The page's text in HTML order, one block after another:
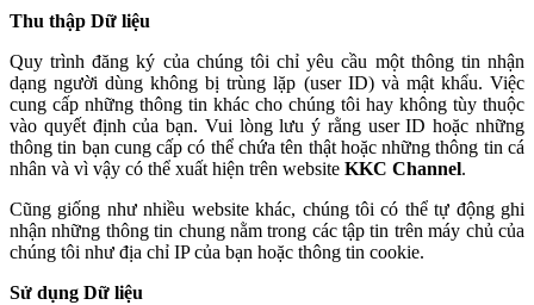
Thu thập Dữ liệu
Quy trình đăng ký của chúng tôi chỉ yêu cầu một thông tin nhận
dạng người dùng không bị trùng lặp (user ID) và mật khẩu. Việc
cung cấp những thông tin khác cho chúng tôi hay không tùy thuộc
vào quyết định của bạn. Vui lòng lưu ý rằng user ID hoặc những
thông tin bạn cung cấp có thể chứa tên thật hoặc những thông tin cá
nhân và vì vậy có thể xuất hiện trên website KKC Channel.
Cũng giống như nhiều website khác, chúng tôi có thể tự động ghi
nhận những thông tin chung nằm trong các tập tin trên máy chủ của
chúng tôi như địa chỉ IP của bạn hoặc thông tin cookie.
Sử dụng Dữ liệu